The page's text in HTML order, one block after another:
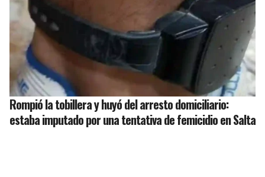
Rompió la tobillera y huyó del arresto domiciliario:
estaba imputado por una tentativa de femicidio en Salta